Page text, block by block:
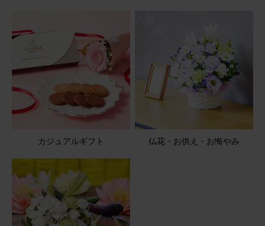
カジュアルギフト 仏花・お供え・お悔やみ